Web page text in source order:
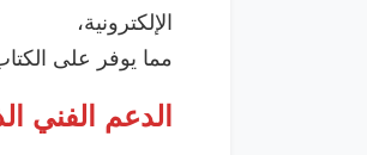
الإلكترونية،
مما يوفر على
الدعم الفني